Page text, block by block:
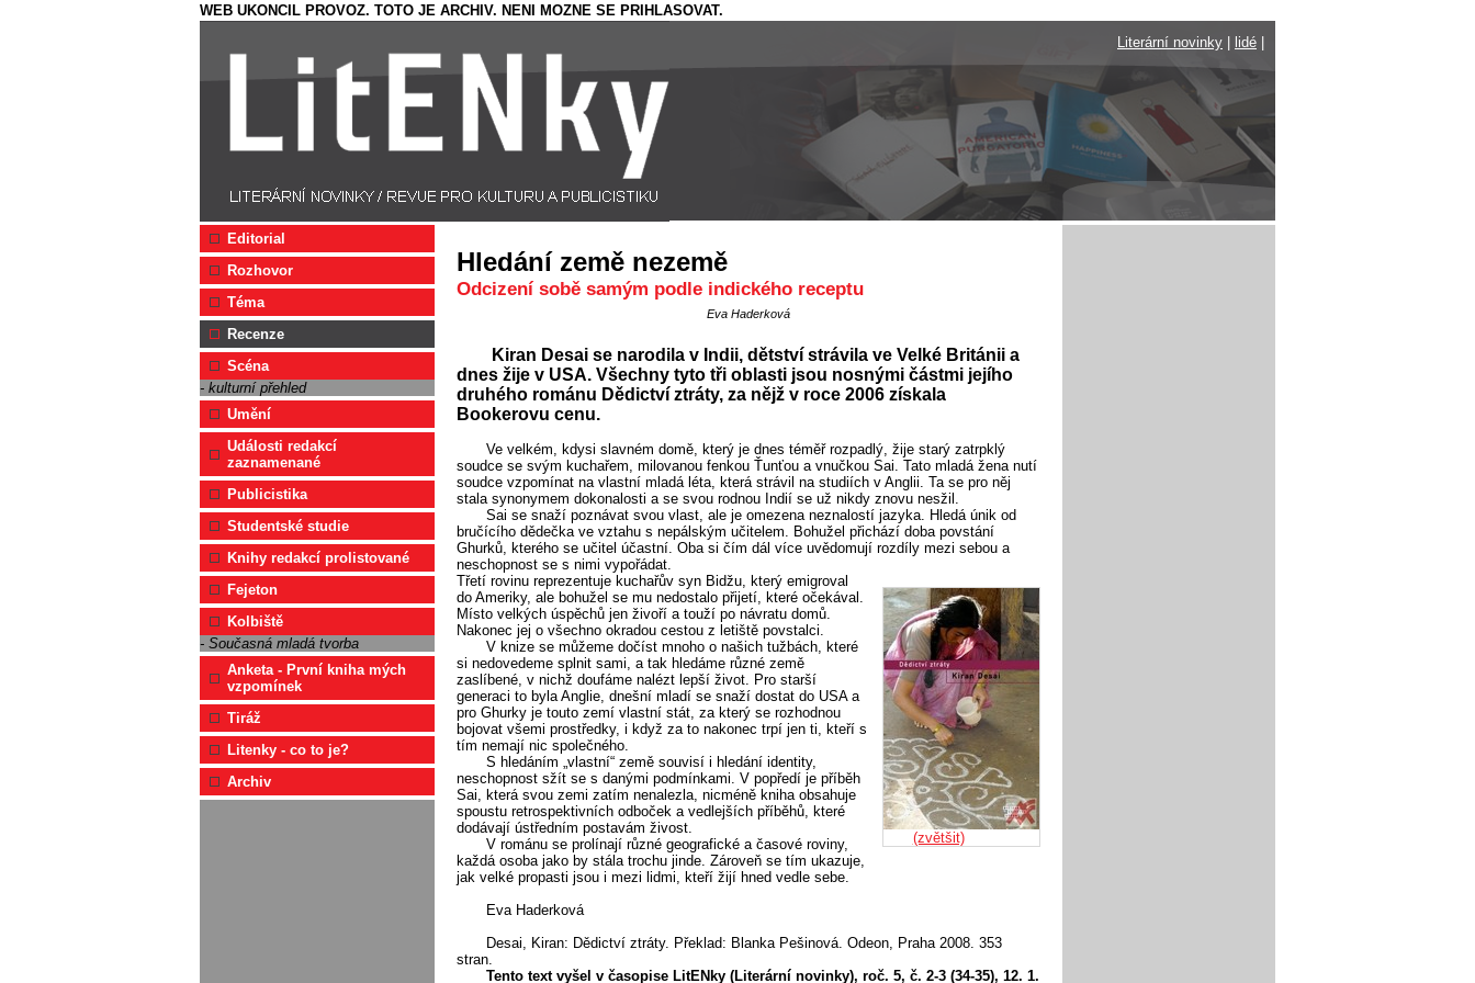
WEB UKONCIL PROVOZ. TOTO JE ARCHIV. NENI MOZNE SE PRIHLASOVAT.
Literární novinky
lidé
Editorial
Rozhovor
Téma
Recenze
Scéna
- kulturní přehled
Umění
Události redakcí
zaznamenané
Publicistika
Studentské studie
Knihy redakcí prolistované
Fejeton
Kolbiště
- Současná mladá tvorba
Anketa - První kniha mých
vzpomínek
Tiráž
Litenky - co to je?
Archiv
Hledání země nezemě
Odcizení sobě samým podle indického receptu
Eva Haderková
Kiran Desai se narodila v Indii, dětství strávila ve Velké Británii a
dnes žije v USA. Všechny tyto tři oblasti jsou nosnými částmi jejího
druhého románu Dědictví ztráty, za nějž v roce 2006 získala
Bookerovu cenu.
Ve velkém, kdysi slavném domě, který je dnes téměř rozpadlý, žije starý zatrpklý
soudce se svým kuchařem, milovanou fenkou Ťunťou a vnučkou Sai. Tato mladá žena nutí
soudce vzpomínat na vlastní mladá léta, která strávil na studiích v Anglii. Ta se pro něj
stala synonymem dokonalosti a se svou rodnou Indií se už nikdy znovu nesžil.
Sai se snaží poznávat svou vlast, ale je omezena neznalostí jazyka. Hledá únik od
bručícího dědečka ve vztahu s nepálským učitelem. Bohužel přichází doba povstání
Ghurků, kterého se učitel účastní. Oba si čím dál více uvědomují rozdíly mezi sebou a
neschopnost se s nimi vypořádat.
(zvětšit)
Třetí rovinu reprezentuje kuchařův syn Bidžu, který emigroval
do Ameriky, ale bohužel se mu nedostalo přijetí, které očekával.
Místo velkých úspěchů jen živoří a touží po návratu domů.
Nakonec jej o všechno okradou cestou z letiště povstalci.
V knize se můžeme dočíst mnoho o našich tužbách, které
si nedovedeme splnit sami, a tak hledáme různé země
zaslíbené, v nichž doufáme nalézt lepší život. Pro starší
generaci to byla Anglie, dnešní mladí se snaží dostat do USA a
pro Ghurky je touto zemí vlastní stát, za který se rozhodnou
bojovat všemi prostředky, i když za to nakonec trpí jen ti, kteří s
tím nemají nic společného.
S hledáním „vlastní“ země souvisí i hledání identity,
neschopnost sžít se s danými podmínkami. V popředí je příběh
Sai, která svou zemi zatím nenalezla, nicméně kniha obsahuje
spoustu retrospektivních odboček a vedlejších příběhů, které
dodávají ústředním postavám živost.
V románu se prolínají různé geografické a časové roviny,
každá osoba jako by stála trochu jinde. Zároveň se tím ukazuje,
jak velké propasti jsou i mezi lidmi, kteří žijí hned vedle sebe.
Eva Haderková
Desai, Kiran: Dědictví ztráty. Překlad: Blanka Pešinová. Odeon, Praha 2008. 353
stran.
Tento text vyšel v časopise LitENky (Literární novinky), roč. 5, č. 2-3 (34-35), 12. 1.